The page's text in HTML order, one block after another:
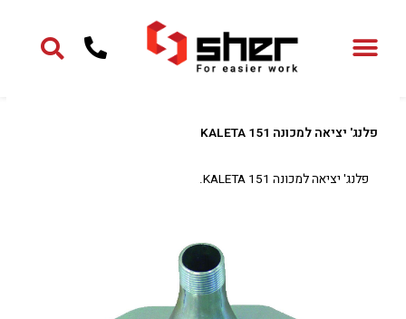
פלנג' יציאה למכונה KALETA 151
פלנג' יציאה למכונה KALETA 151.